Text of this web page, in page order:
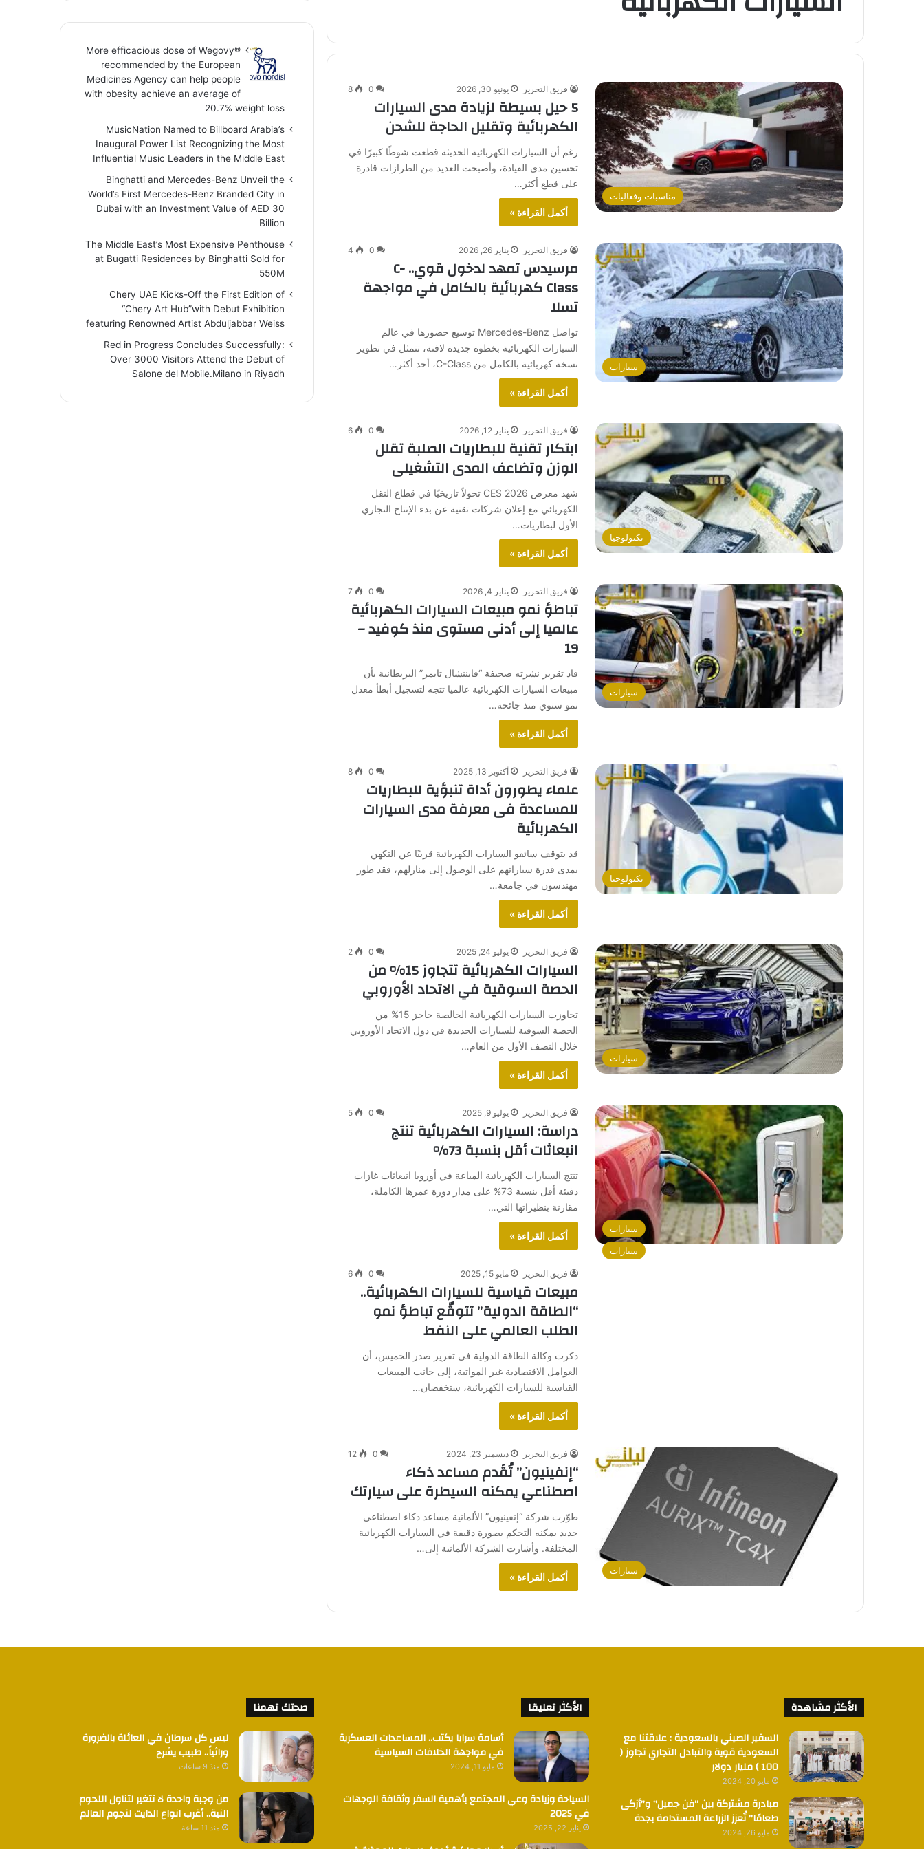
مناسبات وفعاليات
فريق التحرير يونيو 30, 2026 0
8
5 حيل بسيطة لزيادة مدى السيارات
الكهربائية وتقليل الحاجة للشحن
رغم أن السيارات الكهربائية الحديثة قطعت شوطًا كبيرًا في
تحسين مدى القيادة، وأصبحت العديد من الطرازات قادرة
على قطع أكثر…
أكمل القراءة »
سيارات
فريق التحرير يناير 26, 2026 0
4
مرسيدس تمهد لدخول قوي.. C-
Class كهربائية بالكامل في مواجهة
تسلا
تواصل Mercedes-Benz توسيع حضورها في عالم
السيارات الكهربائية بخطوة جديدة لافتة، تتمثل في تطوير
نسخة كهربائية بالكامل من C-Class، أحد أكثر…
أكمل القراءة »
تكنولوجيا
فريق التحرير يناير 12, 2026 0
6
ابتكار تقنية للبطاريات الصلبة تقلل
الوزن وتضاعف المدى التشغيلى
شهد معرض CES 2026 تحولاً تاريخيًا في قطاع النقل
الكهربائي مع إعلان شركات تقنية عن بدء الإنتاج التجاري
الأول لبطاريات…
أكمل القراءة »
سيارات
فريق التحرير يناير 4, 2026 0
7
تباطؤ نمو مبيعات السيارات الكهربائية
عالميا إلى أدنى مستوى منذ كوفيد –
19
فاد تقرير نشرته صحيفة “فايننشال تايمز” البريطانية بأن
مبيعات السيارات الكهربائية عالميا تتجه لتسجيل أبطأ معدل
نمو سنوي منذ جائحة…
أكمل القراءة »
تكنولوجيا
فريق التحرير أكتوبر 13, 2025 0
8
علماء يطورون أداة تنبؤية للبطاريات
للمساعدة فى معرفة مدى السيارات
الكهربائية
قد يتوقف سائقو السيارات الكهربائية قريبًا عن التكهن
بمدى قدرة سياراتهم على الوصول إلى منازلهم، فقد طور
مهندسون في جامعة…
أكمل القراءة »
سيارات
فريق التحرير يوليو 24, 2025 0
2
السيارات الكهربائية تتجاوز 15% من
الحصة السوقية في الاتحاد الأوروبي
تجاوزت السيارات الكهربائية الخالصة حاجز 15% من
الحصة السوقية للسيارات الجديدة في دول الاتحاد الأوروبي
خلال النصف الأول من العام…
أكمل القراءة »
سيارات
فريق التحرير يوليو 9, 2025 0
5
دراسة: السيارات الكهربائية تنتج
انبعاثات أقل بنسبة 73%
تنتج السيارات الكهربائية المباعة في أوروبا انبعاثات غازات
دفيئة أقل بنسبة 73% على مدار دورة عمرها الكاملة،
مقارنة بنظيراتها التي…
أكمل القراءة »
سيارات
فريق التحرير مايو 15, 2025 0
6
مبيعات قياسية للسيارات الكهربائية..
“الطاقة الدولية” تتوقّع تباطؤ نمو
الطلب العالمي على النفط
ذكرت وكالة الطاقة الدولية في تقرير صدر الخميس، أن
العوامل الاقتصادية غير المواتية، إلى جانب المبيعات
القياسية للسيارات الكهربائية، ستخفضان…
أكمل القراءة »
سيارات
فريق التحرير ديسمبر 23, 2024 0
12
“إنفينيون” تُقَدم مساعد ذكاء
اصطناعي يمكنه السيطرة على سيارتك
طوّرت شركة “إنفينيون” الألمانية مساعد ذكاء اصطناعي
جديد يمكنه التحكم بصورة دقيقة في السيارات الكهربائية
المختلفة. وأشارت الشركة الألمانية إلى…
أكمل القراءة »
More efficacious dose of Wegovy®️
recommended by the European
Medicines Agency can help people
with obesity achieve an average of
20.7% weight loss
MusicNation Named to Billboard Arabia’s
Inaugural Power List Recognizing the Most
Influential Music Leaders in the Middle East
Binghatti and Mercedes-Benz Unveil the
World’s First Mercedes-Benz Branded City in
Dubai with an Investment Value of AED 30
Billion
The Middle East’s Most Expensive Penthouse
at Bugatti Residences by Binghatti Sold for
550M
Chery UAE Kicks-Off the First Edition of
“Chery Art Hub”with Debut Exhibition
featuring Renowned Artist Abduljabbar Weiss
Red in Progress Concludes Successfully:
Over 3000 Visitors Attend the Debut of
Salone del Mobile.Milano in Riyadh
الأكثر مشاهدة
السفير الصيني بالسعودية : علاقتنا مع
السعودية قوية والتبادل التجاري تجاوز (
100 ) مليار دولار
مايو 20, 2024
مبادرة مشتركة بين “فن جميل” و”أزكى
طعامًا” تُعزز الزراعة المستدامة بجدة
مايو 26, 2024
الأكثر تعليقا
أسامة سرايا يكتب.. المساعدات العسكرية
في مواجهة الخلافات السياسية
مايو 11, 2024
السياحة وزيادة وعي المجتمع بأهمية السفر وثقافة الوجهات
في 2025
يناير 22, 2025
صحتك تهمنا
ليس كل سرطان في العائلة بالضرورة
وراثياً.. طبيب يشرح
منذ 9 ساعات
من وجبة واحدة لا تتغير لتناول اللحوم
النية.. أغرب انواع الدايت لنجوم العالم
منذ 11 ساعة